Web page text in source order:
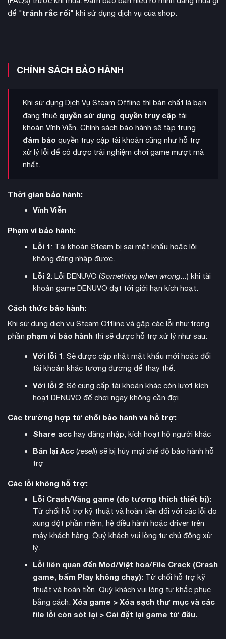
Một trong những điểm nổi bật của game là hệ thống nhân vật
đa dạng. Người chơi có thể chuyển đổi giữa ba nhân vật độc
đáo, mỗi người sở hữu bộ kỹ năng, công cụ và vũ khí riêng để
sắc và đa chiều.
Về mặt gameplay,Eriksholm: The Stolen Dream
hiệu môi trường và tìm ra giải pháp thông minh để vượt qua
chướng ngại vật. Nếu bị phát hiện chỉ một lần, game sẽ kết
thúc ngay lập tức và đưa người chơi về checkpoint gần nhất,
tạo nên sự căng thẳng và thách thức thực sự.
Game sở hữu đồ họa tuyệt đẹp với công nghệ MotionGrinder
và Metahuman tạo nên những mô hình khuôn mặt chân thực
nhất trong gaming hiện đại. Mỗi nhân vật đều biểu cảm
để "tránh rắc rối" khi sử dụng dịch vụ của shop.
CHÍNH SÁCH BẢO HÀNH
Khi sử dụng Dịch Vụ Steam Offline thì bản chất là bạn
đang thuê quyền sử dụng, quyền truy cập tài
khoản Vĩnh Viễn. Chính sách bảo hành sẽ tập trung
đảm bảo quyền truy cập tài khoản cũng như hỗ trợ
xử lý lỗi để có được trải nghiệm chơi game mượt mà
nhất.
Thời gian bảo hành:
Vĩnh Viễn
Phạm vi bảo hành:
Lỗi 1: Tài khoản Steam bị sai mật khẩu hoặc lỗi
không đăng nhập được.
Lỗi 2: Lỗi DENUVO (Something when wrong...) khi tài
khoản game DENUVO đạt tới giới hạn kích hoạt.
Cách thức bảo hành:
Khi sử dụng dịch vụ Steam Offline và gặp các lỗi như trong
phần phạm vi bảo hành thì sẽ được hỗ trợ xử lý như sau:
Với lỗi 1: Sẽ được cập nhật mật khẩu mới hoặc đổi
tài khoản khác tương đương để thay thế.
Với lỗi 2: Sẽ cung cấp tài khoản khác còn lượt kích
hoạt DENUVO để chơi ngay không cần đợi.
Các trường hợp từ chối bảo hành và hỗ trợ:
Share acchay đăng nhập, kích hoạt hộ người khác
Bán lại Acc(resell) sẽ bị hủy mọi chế độ bảo hành hỗ
trợ
Các lỗi không hỗ trợ:
Lỗi Crash/Văng game (do tương thích thiết bị):
Từ chối hỗ trợ kỹ thuật và hoàn tiền đối với các lỗi do
xung đột phần mềm, hệ điều hành hoặc driver trên
máy khách hàng. Quý khách vui lòng tự chủ động xử
lý.
Lỗi liên quan đến Mod/Việt hoá/File Crack (Crash
game, bấm Play không chạy):Từ chối hỗ trợ kỹ
thuật và hoàn tiền. Quý khách vui lòng tự khắc phục
bằng cách: Xóa game > Xóa sạch thư mục và các
file lỗi còn sót lại > Cài đặt lại game từ đầu.